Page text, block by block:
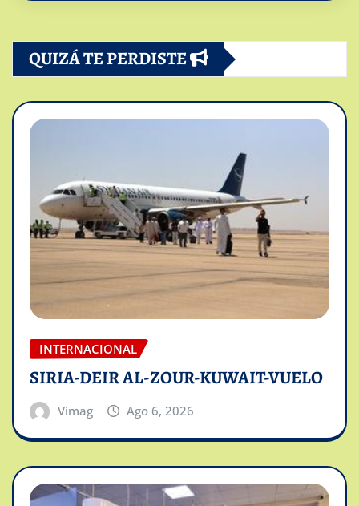
QUIZÁ TE PERDISTE
INTERNACIONAL
SIRIA-DEIR AL-ZOUR-KUWAIT-VUELO
Vimag Ago 6, 2026